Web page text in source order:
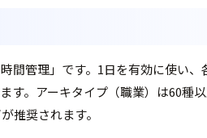
間管理」です。1日を有効に使い
す。アーキタイプ（職業）は60
推奨されます。